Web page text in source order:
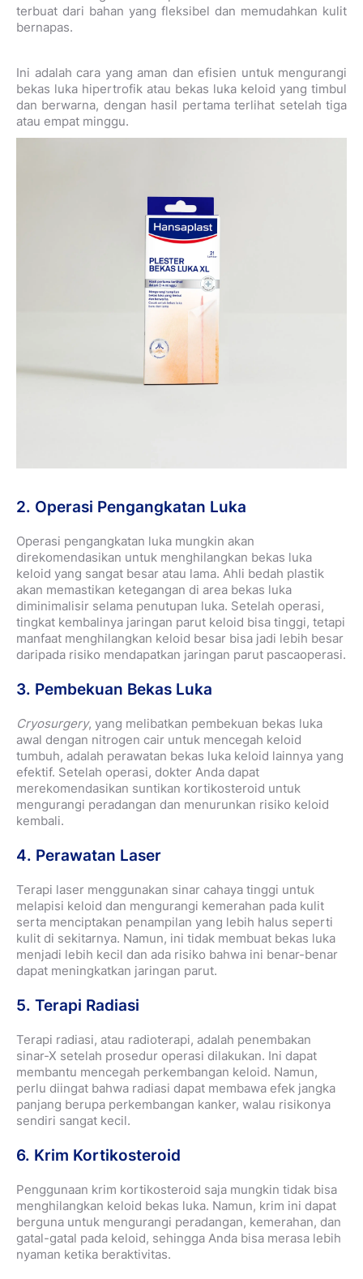
terbuat dari bahan yang fleksibel dan memudahkan kulit
bernapas.
Ini adalah cara yang aman dan efisien untuk mengurangi
bekas luka hipertrofik atau bekas luka keloid yang timbul
dan berwarna, dengan hasil pertama terlihat setelah tiga
atau empat minggu.
2. Operasi Pengangkatan Luka
Operasi pengangkatan luka mungkin akan
direkomendasikan untuk menghilangkan bekas luka
keloid yang sangat besar atau lama. Ahli bedah plastik
akan memastikan ketegangan di area bekas luka
diminimalisir selama penutupan luka. Setelah operasi,
tingkat kembalinya jaringan parut keloid bisa tinggi, tetapi
manfaat menghilangkan keloid besar bisa jadi lebih besar
daripada risiko mendapatkan jaringan parut pascaoperasi.
3. Pembekuan Bekas Luka
Cryosurgery, yang melibatkan pembekuan bekas luka
awal dengan nitrogen cair untuk mencegah keloid
tumbuh, adalah perawatan bekas luka keloid lainnya yang
efektif. Setelah operasi, dokter Anda dapat
merekomendasikan suntikan kortikosteroid untuk
mengurangi peradangan dan menurunkan risiko keloid
kembali.
4. Perawatan Laser
Terapi laser menggunakan sinar cahaya tinggi untuk
melapisi keloid dan mengurangi kemerahan pada kulit
serta menciptakan penampilan yang lebih halus seperti
kulit di sekitarnya. Namun, ini tidak membuat bekas luka
menjadi lebih kecil dan ada risiko bahwa ini benar-benar
dapat meningkatkan jaringan parut.
5. Terapi Radiasi
Terapi radiasi, atau radioterapi, adalah penembakan
sinar-X setelah prosedur operasi dilakukan. Ini dapat
membantu mencegah perkembangan keloid. Namun,
perlu diingat bahwa radiasi dapat membawa efek jangka
panjang berupa perkembangan kanker, walau risikonya
sendiri sangat kecil.
6. Krim Kortikosteroid
Penggunaan krim kortikosteroid saja mungkin tidak bisa
menghilangkan keloid bekas luka. Namun, krim ini dapat
berguna untuk mengurangi peradangan, kemerahan, dan
gatal-gatal pada keloid, sehingga Anda bisa merasa lebih
nyaman ketika beraktivitas.